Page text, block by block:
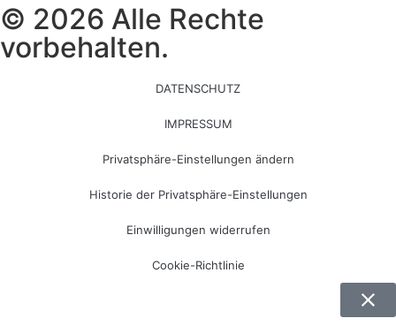
© 2026 Alle Rechte
vorbehalten.
DATENSCHUTZ
IMPRESSUM
Privatsphäre-Einstellungen ändern
Historie der Privatsphäre-Einstellungen
Einwilligungen widerrufen
Cookie-Richtlinie